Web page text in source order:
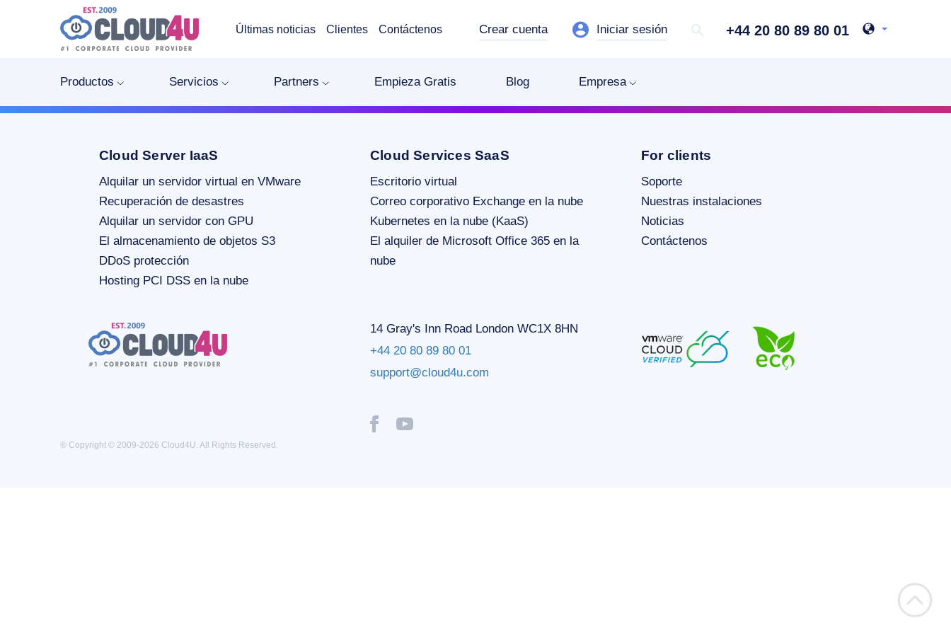
Últimas noticias Clientes Contáctenos Crear cuenta Iniciar sesión +44 20 80 89 80 01
Productos Servicios Partners Empieza Gratis Blog Empresa
Cloud Server IaaS
Alquilar un servidor virtual en VMware
Recuperación de desastres
Alquilar un servidor con GPU
El almacenamiento de objetos S3
DDoS protección
Hosting PCI DSS en la nube
Cloud Services SaaS
Escritorio virtual
Correo corporativo Exchange en la nube
Kubernetes en la nube (KaaS)
El alquiler de Microsoft Office 365 en la
nube
For clients
Soporte
Nuestras instalaciones
Noticias
Contáctenos
14 Gray's Inn Road London WC1X 8HN
+44 20 80 89 80 01
support@cloud4u.com
® Copyright © 2009-2026 Cloud4U. All Rights Reserved.